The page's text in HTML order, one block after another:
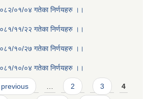
०१/०४ गतेका निर्णयहरु ।।
११/२२ गतेका निर्णयहरु ।।
१०/२७ गतेका निर्णयहरु ।।
१०/०४ गतेका निर्णयहरु ।।
previous … 2 3 4